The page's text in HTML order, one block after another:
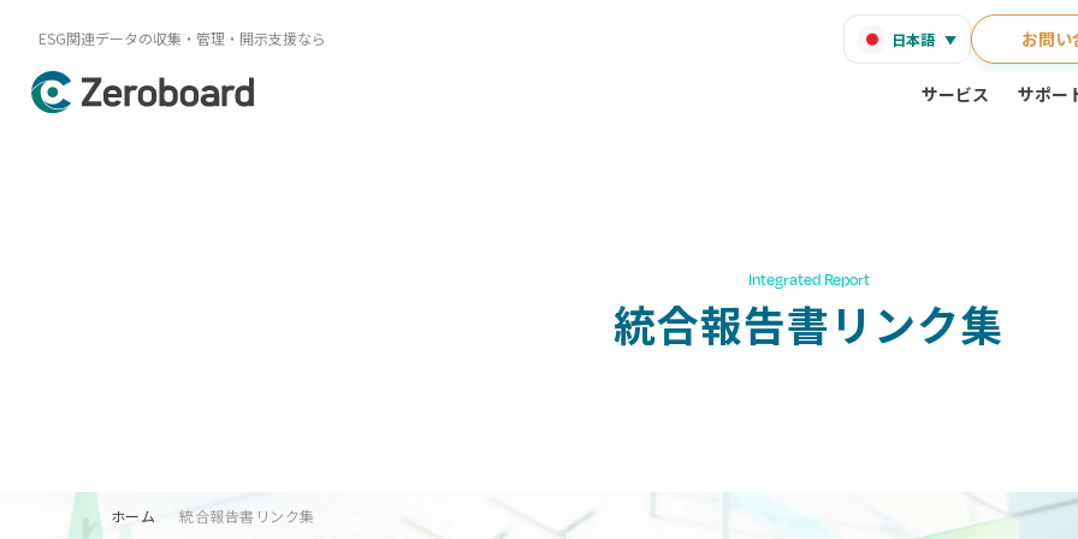
ESG関連データの収集・管理・開示支援なら
サービス サポー
日本語 お問い
Integrated Report
統合報告書リンク集
ホーム 統合報告書リンク集